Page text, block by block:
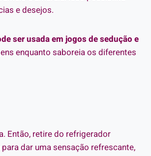
e desejos.
ser usada em jogos de sedução e
enquanto saboreia os diferentes
Então, retire do refrigerador
dar uma sensação refrescante,